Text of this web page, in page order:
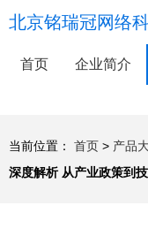
北京铭瑞冠网络
首页 企业简介
当前位置： 首页 > 产品
深度解析 从产业政策到